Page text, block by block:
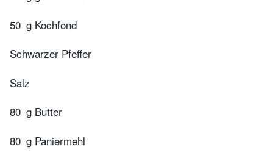
50 g Kochfond
Schwarzer Pfeffer
Salz
80 g Butter
80 g Paniermehl